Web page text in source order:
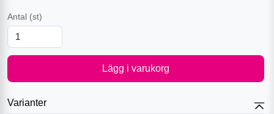
Antal (st)
Lägg i varukorg
Varianter